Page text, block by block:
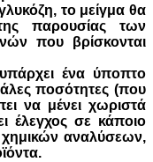
το μείγμα θα
παρουσίας των
που βρίσκονται
ένα ύποπτο
ποσότητες (που
να μένει χωριστά
έλεγχος σε κάποιο
χημικών αναλύσεων,